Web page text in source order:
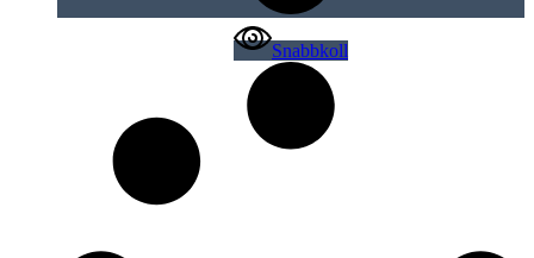
Snabbkoll